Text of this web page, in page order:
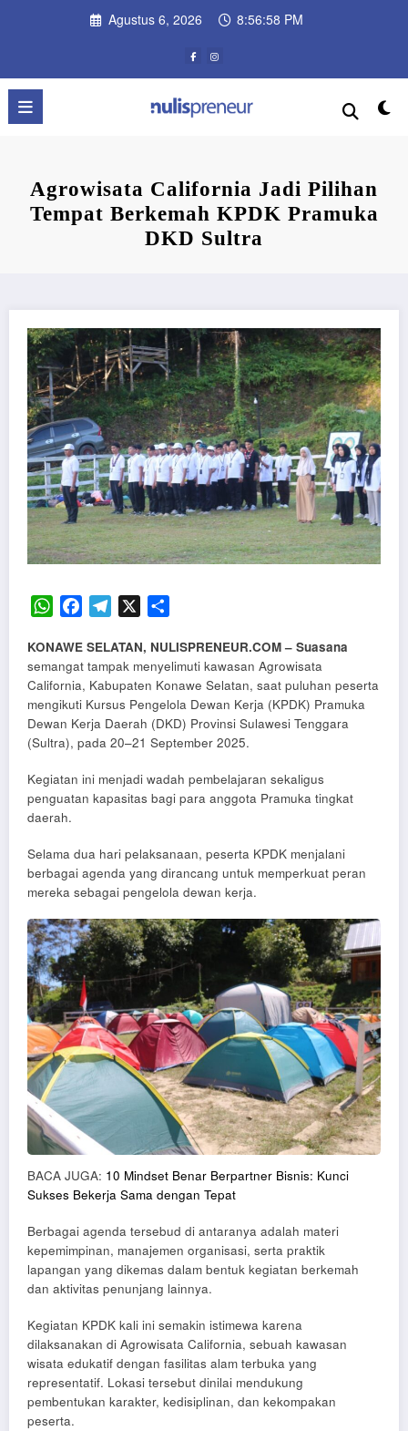
Agustus 6, 2026 8:56:59 PM
Agrowisata California Jadi Pilihan
Tempat Berkemah KPDK Pramuka
DKD Sultra
WhatsAppFacebookTelegram
KONAWE SELATAN, NULISPRENEUR.COM – Suasana
semangat tampak menyelimuti kawasan Agrowisata
California, Kabupaten Konawe Selatan, saat puluhan peserta
mengikuti Kursus Pengelola Dewan Kerja (KPDK) Pramuka
Dewan Kerja Daerah (DKD) Provinsi Sulawesi Tenggara
(Sultra), pada 20–21 September 2025.
Kegiatan ini menjadi wadah pembelajaran sekaligus
penguatan kapasitas bagi para anggota Pramuka tingkat
daerah.
Selama dua hari pelaksanaan, peserta KPDK menjalani
berbagai agenda yang dirancang untuk memperkuat peran
mereka sebagai pengelola dewan kerja.
BACA JUGA: 10 Mindset Benar Berpartner Bisnis: Kunci
Sukses Bekerja Sama dengan Tepat
Berbagai agenda tersebud di antaranya adalah materi
kepemimpinan, manajemen organisasi, serta praktik
lapangan yang dikemas dalam bentuk kegiatan berkemah
dan aktivitas penunjang lainnya.
Kegiatan KPDK kali ini semakin istimewa karena
dilaksanakan di Agrowisata California, sebuah kawasan
wisata edukatif dengan fasilitas alam terbuka yang
representatif. Lokasi tersebut dinilai mendukung
pembentukan karakter, kedisiplinan, dan kekompakan
peserta.